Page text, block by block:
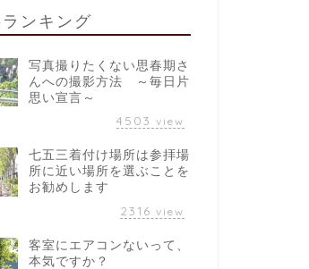
ンキング
写真撮りたくない思春期さ
んへの撮影方法 ～毎日片
思い宣言～
4503 view
七五三着付け場所は参拝場
所に近い場所を選ぶことを
お勧めします
2316 view
客室にエアコンないって、
本気ですか？